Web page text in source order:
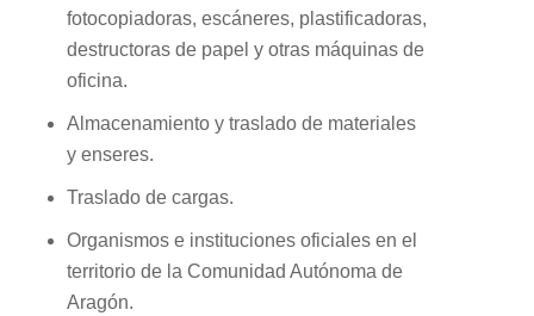
fotocopiadoras, escáneres, plastificadoras,
destructoras de papel y otras máquinas de
oficina.
Almacenamiento y traslado de materiales
y enseres.
Traslado de cargas.
Organismos e instituciones oficiales en el
territorio de la Comunidad Autónoma de
Aragón.